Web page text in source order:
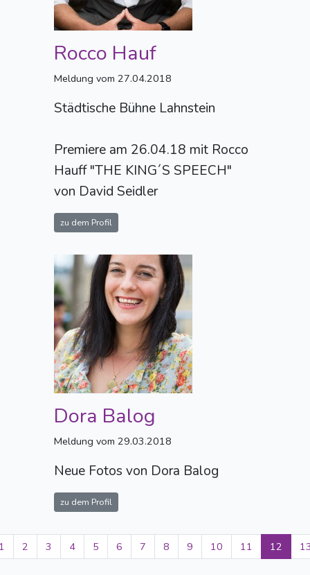
Rocco Hauf
Meldung vom 27.04.2018
Städtische Bühne Lahnstein
Premiere am 26.04.18 mit Rocco
Hauff "THE KING´S SPEECH"
von David Seidler
zu dem Profil
Dora Balog
Meldung vom 29.03.2018
Neue Fotos von Dora Balog
zu dem Profil
2 3 4 5 6 7 8 9 10 11 12